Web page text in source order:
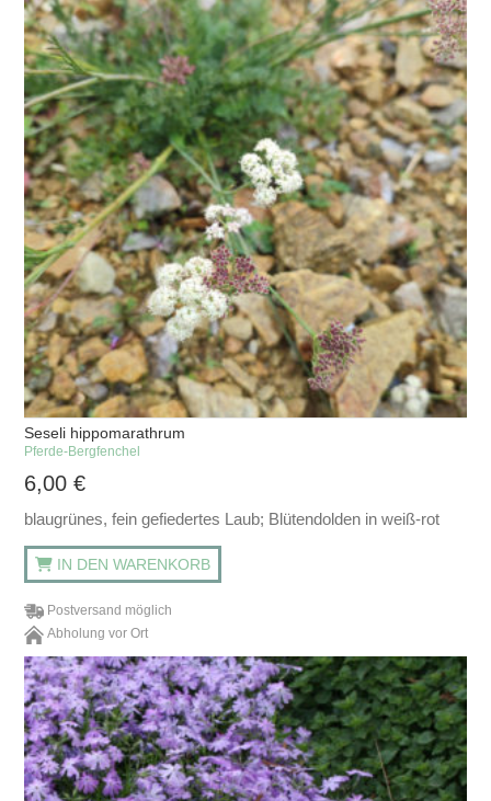
Seseli hippomarathrum
Pferde-Bergfenchel
6,00€
blaugrünes, fein gefiedertes Laub; Blütendolden in weiß-rot
IN DEN WARENKORB
Postversand möglich
Abholung vor Ort